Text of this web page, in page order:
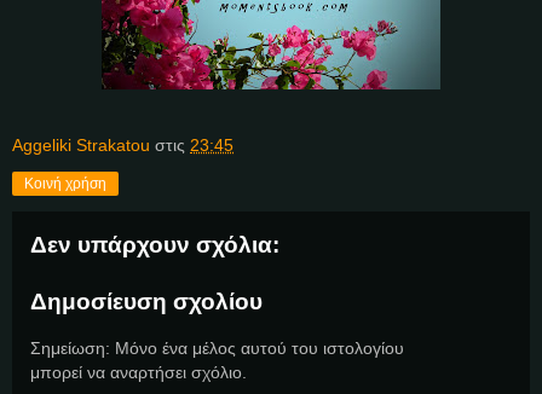
Aggeliki Strakatou στις 23:45
Κοινή χρήση
Δεν υπάρχουν σχόλια:
Δημοσίευση σχολίου
Σημείωση: Μόνο ένα μέλος αυτού του ιστολογίου
μπορεί να αναρτήσει σχόλιο.